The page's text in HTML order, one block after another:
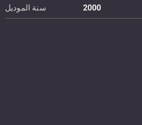
سنة الموديل 2000